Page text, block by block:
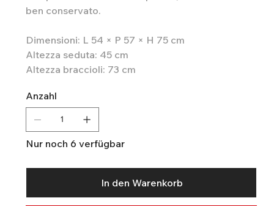
ben conservato.
Dimensioni: L 54 × P 57 × H 75 cm
Altezza seduta: 45 cm
Altezza braccioli: 73 cm
Anzahl
Nur noch 6 verfügbar
In den Warenkorb